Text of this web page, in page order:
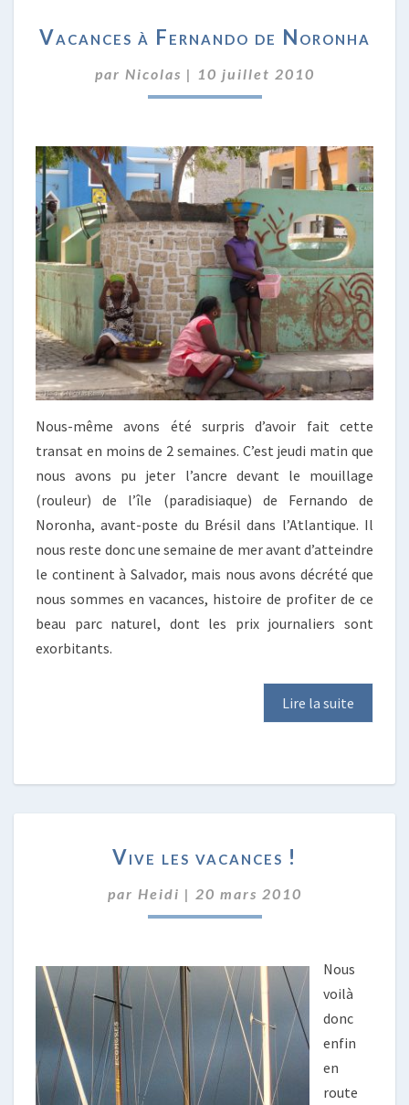
À
DE
NORONHA
Vacances à Fernando de Noronha
par Nicolas | 10 juillet 2010
Nous-même avons été surpris d’avoir fait cette
transat en moins de 2 semaines. C’est jeudi matin que
nous avons pu jeter l’ancre devant le mouillage
(rouleur) de l’île (paradisiaque) de Fernando de
Noronha, avant-poste du Brésil dans l’Atlantique. Il
nous reste donc une semaine de mer avant d’atteindre
le continent à Salvador, mais nous avons décrété que
nous sommes en vacances, histoire de profiter de ce
beau parc naturel, dont les prix journaliers sont
exorbitants.
Lire la suite
LES
!
Vive les vacances !
par Heidi | 20 mars 2010
Nous
voilà
donc
enfin
en
route